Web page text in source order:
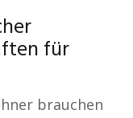
für
brauchen